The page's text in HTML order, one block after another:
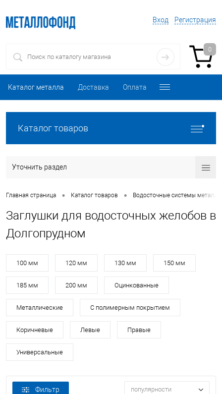
Вход Регистрация
0
Каталог металла Доставка Оплата
Каталог товаров
Уточнить раздел
Главная страница • Каталог товаров • Водосточные системы
Заглушки для водосточных желобов в
Долгопрудном
100 мм 120 мм 130 мм 150 мм
185 мм 200 мм Оцинкованные
Металлические С полимерным покрытием
Коричневые Левые Правые
Универсальные
Фильтр популярности